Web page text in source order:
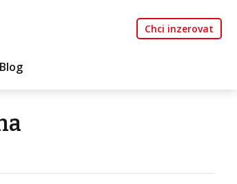
Chci inzerovat
Blog